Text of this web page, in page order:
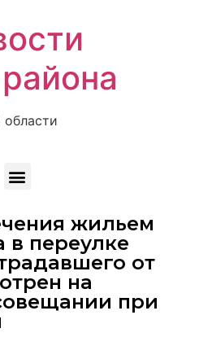
жильем
переулке
от
на
при